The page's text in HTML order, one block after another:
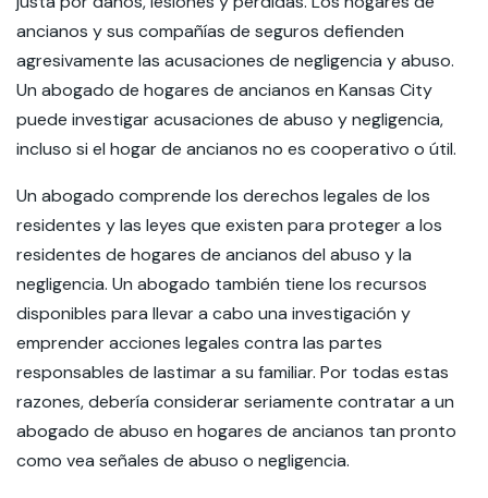
ancianos y sus compañías de seguros defienden
agresivamente las acusaciones de negligencia y abuso.
Un abogado de hogares de ancianos en Kansas City
puede investigar acusaciones de abuso y negligencia,
incluso si el hogar de ancianos no es cooperativo o útil.
Un abogado comprende los derechos legales de los
residentes y las leyes que existen para proteger a los
residentes de hogares de ancianos del abuso y la
negligencia. Un abogado también tiene los recursos
disponibles para llevar a cabo una investigación y
emprender acciones legales contra las partes
responsables de lastimar a su familiar. Por todas estas
razones, debería considerar seriamente contratar a un
abogado de abuso en hogares de ancianos tan pronto
como vea señales de abuso o negligencia.